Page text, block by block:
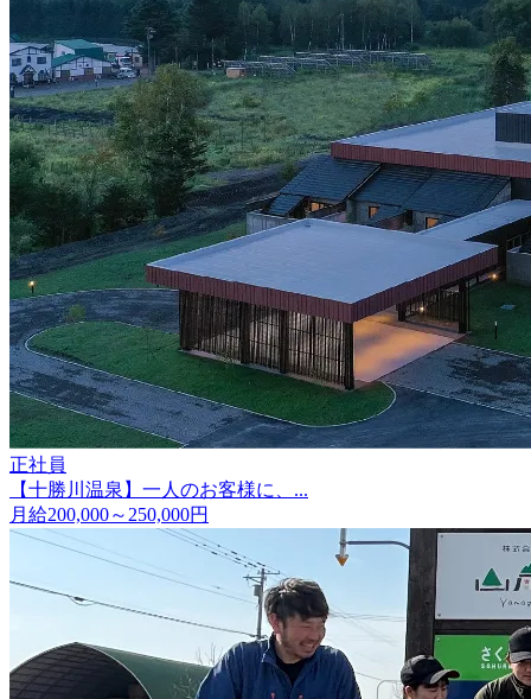
正社員
【十勝川温泉】一人のお客様に、...
月給200,000～250,000円